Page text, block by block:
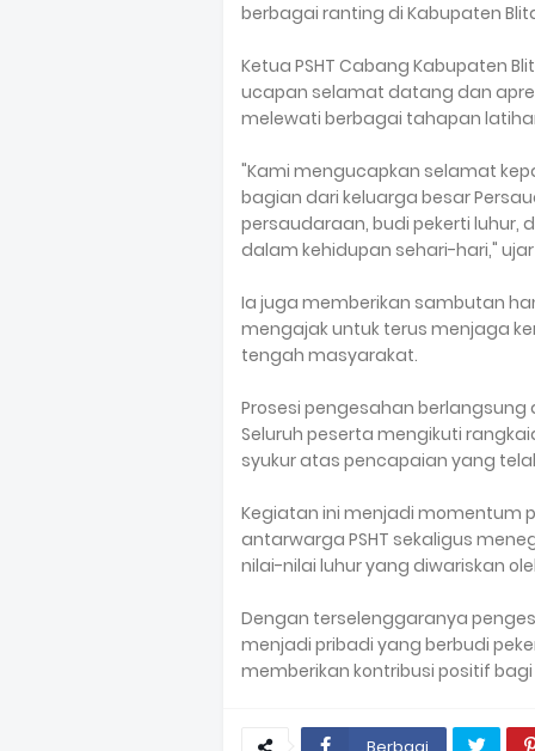
berbagai ranting di Kabupaten
Ketua PSHT Cabang Kabupaten
ucapan selamat datang dan
melewati berbagai tahapan
"Kami mengucapkan selamat
bagian dari keluarga besar
persaudaraan, budi pekerti luhur,
dalam kehidupan sehari-hari,"
Ia juga memberikan sambutan
mengajak untuk terus menjaga
tengah masyarakat.
Prosesi pengesahan
Seluruh peserta mengikuti
syukur atas pencapaian yang
Kegiatan ini menjadi momentum
antarwarga PSHT sekaligus
nilai-nilai luhur yang diwariskan
Dengan terselenggaranya
menjadi pribadi yang berbudi
memberikan kontribusi positif